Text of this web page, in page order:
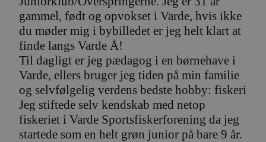
gammel, født og opvokset i Varde, hvis ikke
du møder mig i bybilledet er jeg helt klart at
finde langs Varde Å!
Til dagligt er jeg pædagog i en børnehave i
Varde, ellers bruger jeg tiden på min familie
og selvfølgelig verdens bedste hobby: fiskeri
Jeg stiftede selv kendskab med netop
fiskeriet i Varde Sportsfiskerforening da jeg
startede som en helt grøn junior på bare 9 år.